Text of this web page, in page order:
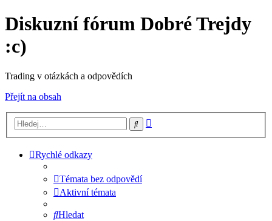
Diskuzní fórum Dobré Trejdy
:c)
Trading v otázkách a odpovědích
Přejít na obsah
Hledat
Rychlé odkazy
Témata bez odpovědí
Aktivní témata
Hledat